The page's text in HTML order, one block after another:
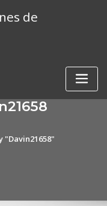
de
"Davin21658"